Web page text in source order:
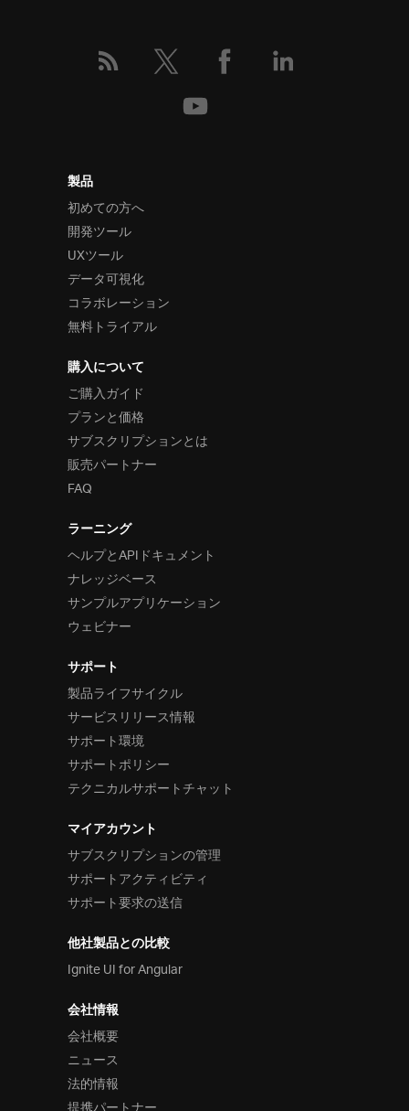
製品
初めての方へ
開発ツール
UXツール
データ可視化
コラボレーション
無料トライアル
購入について
ご購入ガイド
プランと価格
サブスクリプションとは
販売パートナー
FAQ
ラーニング
ヘルプとAPIドキュメント
ナレッジベース
サンプルアプリケーション
ウェビナー
サポート
製品ライフサイクル
サービスリリース情報
サポート環境
サポートポリシー
テクニカルサポートチャット
マイアカウント
サブスクリプションの管理
サポートアクティビティ
サポート要求の送信
他社製品との比較
Ignite UI for Angular
会社情報
会社概要
ニュース
法的情報